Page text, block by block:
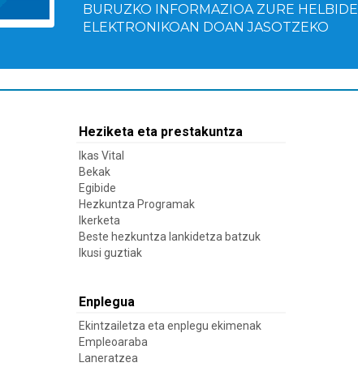
BURUZKO INFORMAZIOA ZURE HELBIDE
ELEKTRONIKOAN DOAN JASOTZEKO
Heziketa eta prestakuntza
Ikas Vital
Bekak
Egibide
Hezkuntza Programak
Ikerketa
Beste hezkuntza lankidetza batzuk
Ikusi guztiak
Enplegua
Ekintzailetza eta enplegu ekimenak
Empleoaraba
Laneratzea